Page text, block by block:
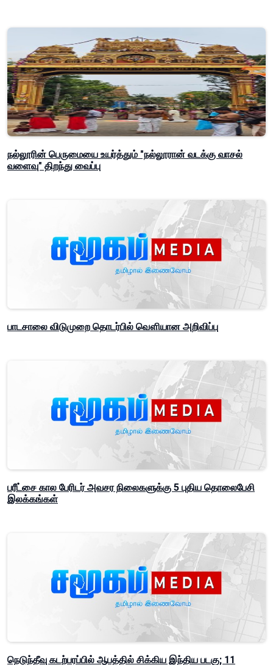
நல்லூரின் பெருமையை உயர்த்தும் "நல்லூரான் வடக்கு வாசல்
வளைவு" திறந்து வைப்பு
பாடசாலை விடுமுறை தொடர்பில் வௌியான அறிவிப்பு
பரீட்சை கால பேரிடர் அவசர நிலைகளுக்கு 5 புதிய தொலைபேசி
இலக்கங்கள்
நெடுந்தீவு கடற்பரப்பில் ஆபத்தில் சிக்கிய இந்திய படகு; 11